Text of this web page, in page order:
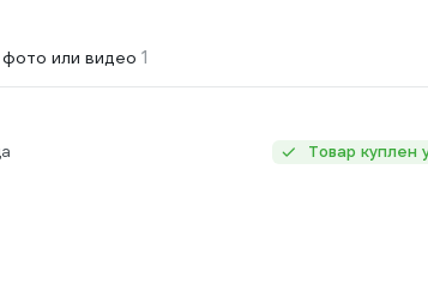
или видео 1
Товар куплен